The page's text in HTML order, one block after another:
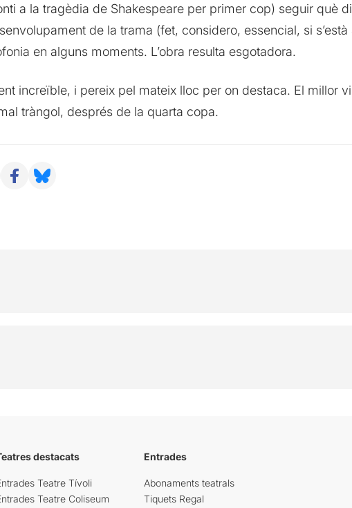
a la tragèdia de Shakespeare per primer cop) seguir què
de la trama (fet, considero, essencial, si
en alguns moments. L’obra resulta esgotadora.
increïble, i pereix pel mateix lloc per on destaca. El millor
tràngol, després de la quarta copa.
destacats
Teatre Tívoli
Teatre Coliseum
Entrades
Abonaments teatrals
Tiquets Regal